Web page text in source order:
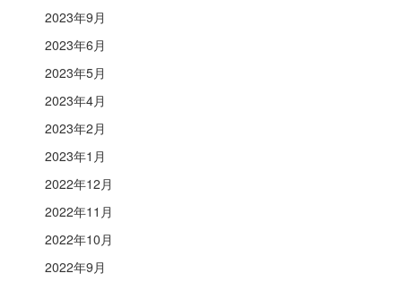
2023年9月
2023年6月
2023年5月
2023年4月
2023年2月
2023年1月
2022年12月
2022年11月
2022年10月
2022年9月